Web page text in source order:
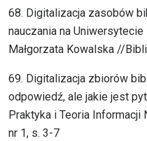
68. Digitalizacja zasobów
nauczania na
Małgorzata Kowalska //
69. Digitalizacja zbiorów
odpowiedź, ale jakie jest
Praktyka i Teoria Informacji
nr 1, s. 3-7